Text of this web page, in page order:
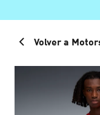
Volver a